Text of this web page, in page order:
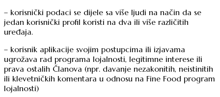
– korisnički podaci se dijele sa više ljudi na način da se
jedan korisnički profil koristi na dva ili više različitih
uređaja.
– korisnik aplikacije svojim postupcima ili izjavama
ugrožava rad programa lojalnosti, legitimne interese ili
prava ostalih Članova (npr. davanje nezakonitih, neistinitih
ili klevetničkih komentara u odnosu na Fine Food program
lojalnosti)